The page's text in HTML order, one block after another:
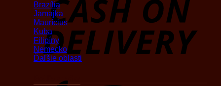
Brazília
Jamajka
Maurícius
Kuba
Filipíny
Nemecko
Ďaľšie oblasti